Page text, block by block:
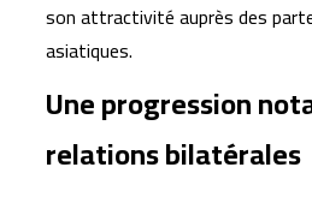
son attractivité auprès des
asiatiques.
Une progression
relations bilatérales